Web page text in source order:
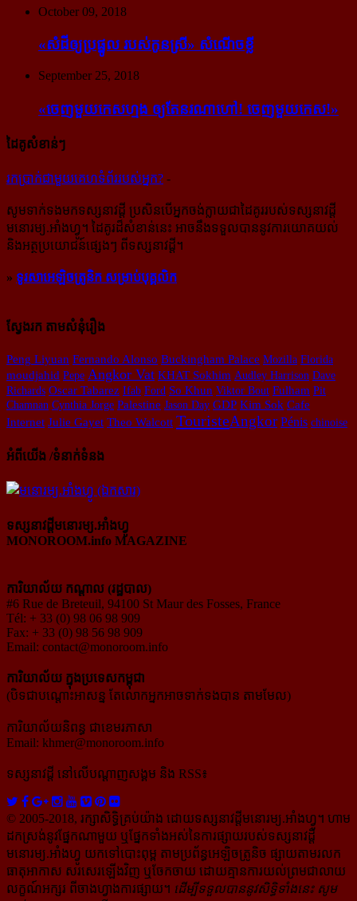
October 09, 2018
«សំដី​ឲ្យ​ប្រផ្នូល របស់​កូនស្រី» សំណើចខ្លី
September 25, 2018
«ចេញ​មួយ​កេស​ហ្មង ឲ្យ​តែ​នរណា​ហៅ! ចេញ​មួយ​កេស!»
ដៃគូសំខាន់ៗ
រក​​ប្រាក់​​ជា​​មួយ​​គេហទំព័រ​​របស់​​អ្នក? -
សូម​ទាក់ទង​មក​ទស្សនាវដ្ដី ប្រសិន​បើ​អ្នក​ចង់​ក្លាយ​ជា​ដៃគូរ​របស់​ទស្សនាវដ្ដី​
មនោរម្យ.អាំងហ្វូ។ ដៃ​គូរ​ដ៏​សំខាន់​នេះ អាច​នឹង​ទទួល​បាន​នូវ​ការ​យោគយល់
និង​អត្ថ​ប្រយោជន៍​ផ្សេងៗ ពីទស្សនាវដ្ដី។
» ទូរសាអេឡិចត្រូនិក សម្រាប់បុគ្គលិក
ស្វែងរក តាមសំនុំរឿង
Peng Liyuan Fernando Alonso Buckingham Palace Mozilla Florida
moudjahid Pepe Angkor Vat KHAT Sokhim Audley Harrison Dave
Richards Oscar Tabarez Ifab Ford So Khun Viktor Bout Fulham Pit
Chamnan Cynthia Jorge Palestine Jason Day GDP Kim Sok Cafe
Internet Julie Gayet Theo Walcott Touriste​Angkor Pénis chinoise
អំពីយើង /ទំនាក់ទំនង
ទស្សនាវដ្ដីមនោរម្យ.អាំងហ្វូ
MONOROOM.info MAGAZINE
ការិយាល័យ កណ្ដាល (រដ្ឋបាល)
#6 Rue de Breteuil, 94100 St Maur des Fosses, France
Tél: + 33 (0) 98 06 98 909
Fax: + 33 (0) 98 56 98 909
Email: contact@monoroom.info
ការិយាល័យ ក្នុង​ប្រទេស​កម្ពុជា
(បិទជាបណ្ដោះអាសន្ន តែលោកអ្នកអាចទាក់ទងបាន តាមមែល)
ការិយាល័យនិពន្ធ ជាខេមរភាសា
Email: khmer@monoroom.info
ទស្សនាវដ្ដី​ នៅលើបណ្ដាញសង្គម និង RSS៖
© 2005-2018, រក្សាសិទ្ធិគ្រប់យ៉ាង ដោយទស្សនាវដ្ដី​មនោរម្យ.អាំងហ្វូ។ ហាម​
ដក​ស្រង់​នូវ​ផ្នែក​ណា​មួយ​ ឬ​ផ្នែក​ទាំង​អស់​នៃ​ការ​ផ្សាយ​របស់​ទស្សនាវដ្ដី​​
មនោរម្យ.អាំងហ្វូ យក​ទៅ​​បោះពុម្ព តាម​ប្រព័ន្ធ​អេឡិច​ត្រូនិច ផ្សាយ​តាម​រលក​
ធាតុអាកាស សរសេរ​ឡើង​វិញ ឬ​ចែក​ចាយ​ ដោយ​គ្មាន​ការ​យល់ព្រមជា​លាយ​
លក្ខណ៍​អក្សរ​ ពី​ចាងហ្វាង​ការ​ផ្សាយ​។ ដើម្បី​ទទួល​បាននូវសិទ្ធិ​ទាំងនេះ សូម​